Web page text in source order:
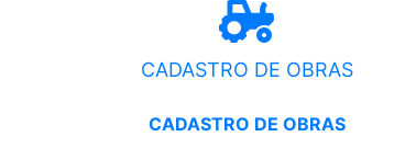
CADASTRO DE OBRAS
CADASTRO DE OBRAS